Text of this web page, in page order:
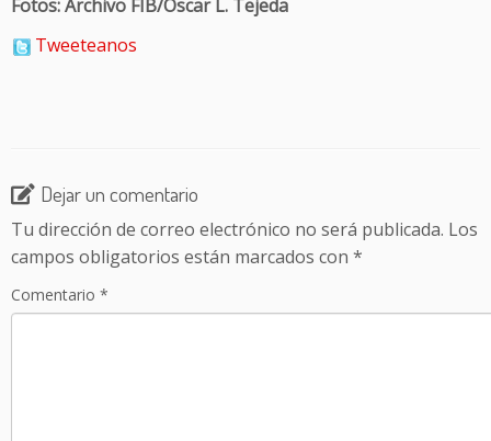
Fotos: Archivo FIB/Oscar L. Tejeda
Tweeteanos
Dejar un comentario
Tu dirección de correo electrónico no será publicada. Los
campos obligatorios están marcados con *
Comentario *